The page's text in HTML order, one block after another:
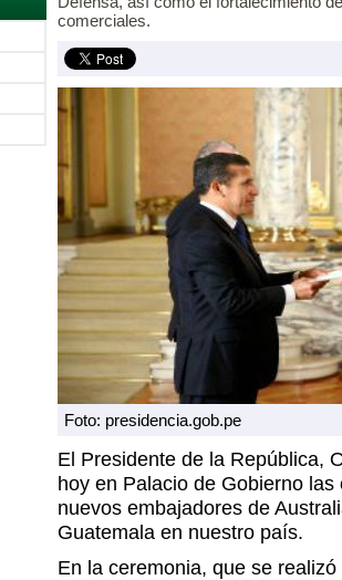
comerciales.
Foto: presidencia.gob.pe
El Presidente de la República,
hoy en Palacio de Gobierno
nuevos embajadores de
Guatemala en nuestro país.
En la ceremonia, que se